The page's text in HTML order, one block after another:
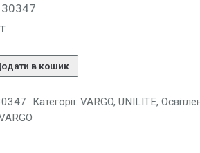
в кошик
Категорії:VARGO, UNILITE,